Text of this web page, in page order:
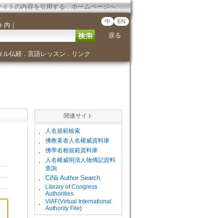
イトの内容を引用する．ホームページへ
内 ｜ 中 EN
戻る
ル仏経． 言語レッスン ． リンク
関連サイト
。 人名規範檢索
。 佛教著者人名權威資料庫
。 佛學名相規範資料庫
。
人名權威明清人物傳記資料
查詢
。
CiNii Author Search
。
Library of Congress
Authorities
。
VIAF(Virtual International
Authority File)